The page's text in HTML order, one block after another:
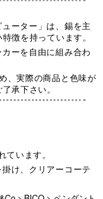
ーター」は、錫を主
徴を持っています。
ーを自由に組み合わ
、実際の商品と色味が
承下さい。
います。
け、クリアーコーテ